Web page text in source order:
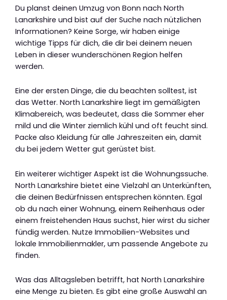
Du planst deinen Umzug von Bonn nach North
Lanarkshire und bist auf der Suche nach nützlichen
Informationen? Keine Sorge, wir haben einige
wichtige Tipps für dich, die dir bei deinem neuen
Leben in dieser wunderschönen Region helfen
werden.
Eine der ersten Dinge, die du beachten solltest, ist
das Wetter. North Lanarkshire liegt im gemäßigten
Klimabereich, was bedeutet, dass die Sommer eher
mild und die Winter ziemlich kühl und oft feucht sind.
Packe also Kleidung für alle Jahreszeiten ein, damit
du bei jedem Wetter gut gerüstet bist.
Ein weiterer wichtiger Aspekt ist die Wohnungssuche.
North Lanarkshire bietet eine Vielzahl an Unterkünften,
die deinen Bedürfnissen entsprechen könnten. Egal
ob du nach einer Wohnung, einem Reihenhaus oder
einem freistehenden Haus suchst, hier wirst du sicher
fündig werden. Nutze Immobilien-Websites und
lokale Immobilienmakler, um passende Angebote zu
finden.
Was das Alltagsleben betrifft, hat North Lanarkshire
eine Menge zu bieten. Es gibt eine große Auswahl an